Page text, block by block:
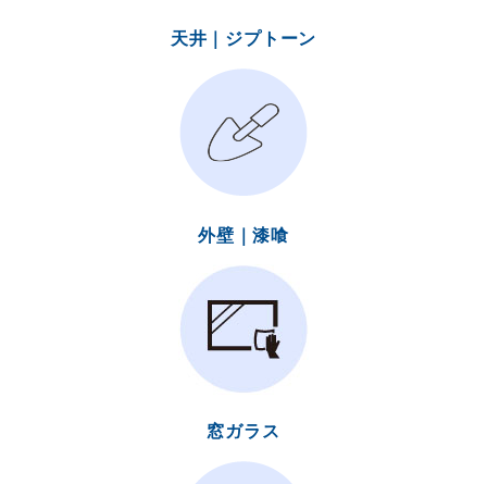
天井｜ジプトーン
外壁｜漆喰
窓ガラス